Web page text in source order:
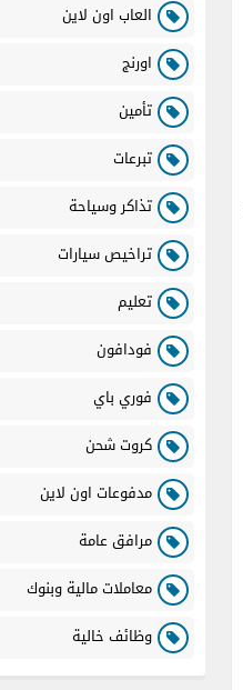
العاب اون لاين
اورنج
تأمين
تبرعات
تذاكر وسياحة
تراخيص سيارات
تعليم
فودافون
فوري باي
كروت شحن
مدفوعات اون لاين
مرافق عامة
معاملات مالية وبنوك
وظائف خالية